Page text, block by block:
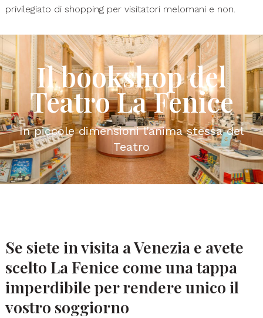
privilegiato di shopping per visitatori melomani e non.
Il bookshop del
Teatro La Fenice
In piccole dimensioni l’anima stessa del
Teatro
Se siete in visita a Venezia e avete
scelto La Fenice come una tappa
imperdibile per rendere unico il
vostro soggiorno